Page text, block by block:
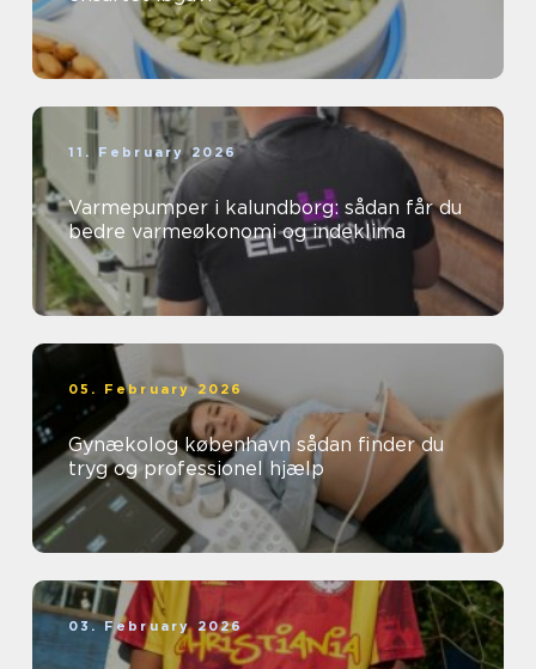
11. February 2026
Varmepumper i kalundborg: sådan får du
bedre varmeøkonomi og indeklima
05. February 2026
Gynækolog københavn sådan finder du
tryg og professionel hjælp
03. February 2026